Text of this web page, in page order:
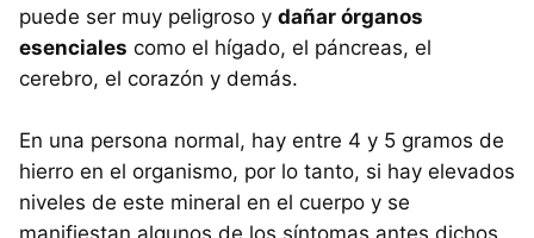
puede ser muy peligroso y dañar órganos
esenciales como el hígado, el páncreas, el
cerebro, el corazón y demás.
En una persona normal, hay entre 4 y 5 gramos de
hierro en el organismo, por lo tanto, si hay elevados
niveles de este mineral en el cuerpo y se